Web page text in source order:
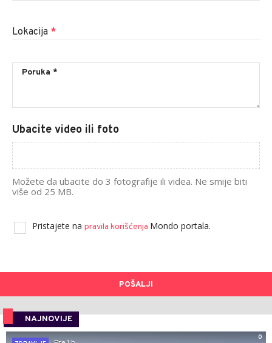
Lokacija *
Ubacite video ili foto
Možete da ubacite do 3 fotografije ili videa. Ne smije biti
više od 25 MB.
Pristajete na pravila korišćenja Mondo portala.
POŠALJI
NAJNOVIJE
0